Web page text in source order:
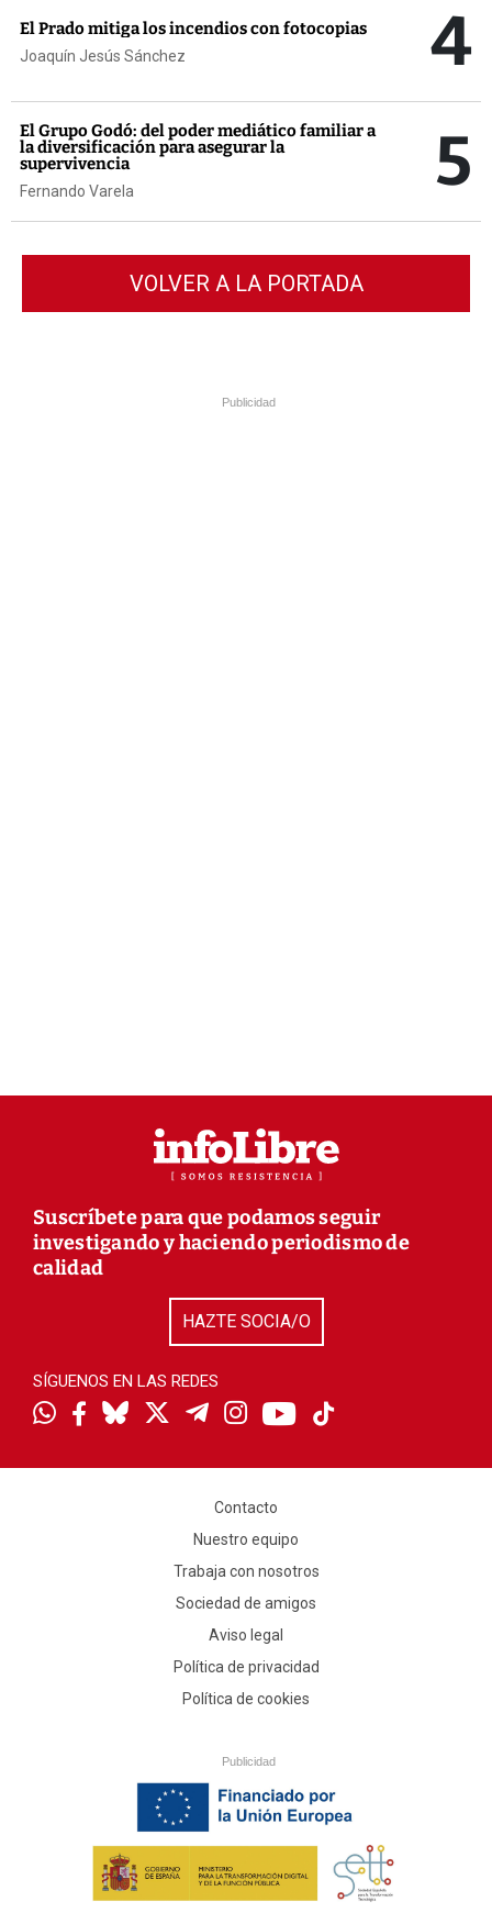
El Prado mitiga los incendios con fotocopias
Joaquín Jesús Sánchez 4
El Grupo Godó: del poder mediático familiar a
la diversificación para asegurar la
supervivencia
Fernando Varela 5
VOLVER A LA PORTADA
Publicidad
Suscríbete para que podamos seguir
investigando y haciendo periodismo de
calidad
HAZTE SOCIA/O
SÍGUENOS EN LAS REDES
Contacto
Nuestro equipo
Trabaja con nosotros
Sociedad de amigos
Aviso legal
Política de privacidad
Política de cookies
Publicidad